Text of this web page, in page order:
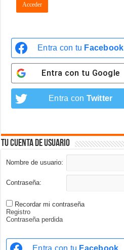
Acceder
Entra con tu Facebook
Entra con tu Google
Entra con Twitter
Tu cuenta de usuario
Nombre de usuario:
Contraseña:
Recordar mi contraseña
Registro
Contraseña perdida
Entra con tu Facebook